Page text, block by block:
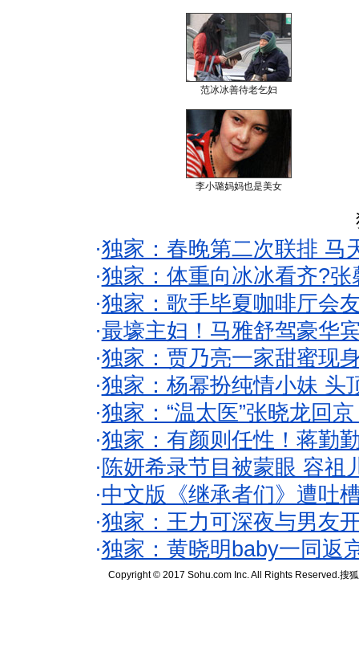
范冰冰善待老乞妇
李小璐妈妈也是美女
·独家：春晚第二次联排 马
·独家：体重向冰冰看齐?
·独家：歌手毕夏咖啡厅会
·最壕主妇！马雅舒驾豪华
·独家：贾乃亮一家甜蜜现
·独家：杨幂扮纯情小妹 头
·独家：“温太医”张晓龙回
·独家：有颜则任性！蒋勤
· 陈妍希录节目被蒙眼 容祖
·中文版《继承者们》遭吐
·独家：王力可深夜与男友
·独家：黄晓明baby一同返
Copyright © 2017 Sohu.com Inc. All Rights Reserved.搜